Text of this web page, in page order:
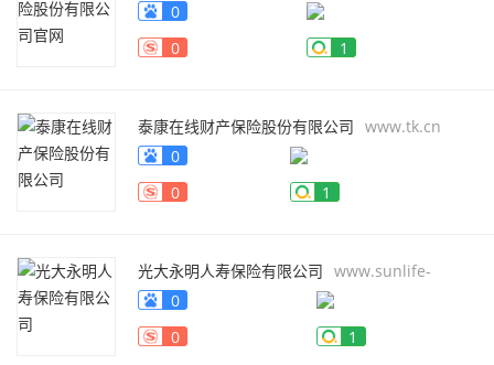
0
0
1
泰康在线财产保险股份有限公司 www.tk.cn
0
0
1
光大永明人寿保险有限公司 www.sunlife-
everbright.com
0
0
1